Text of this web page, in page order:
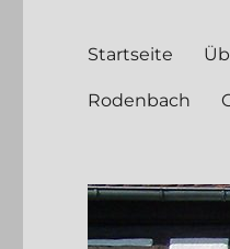
Startseite
Rodenbach